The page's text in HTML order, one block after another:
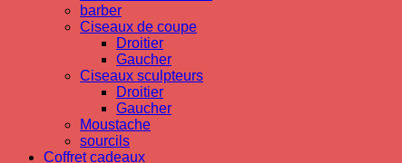
barber
Ciseaux de coupe
Droitier
Gaucher
Ciseaux sculpteurs
Droitier
Gaucher
Moustache
sourcils
Coffret cadeaux